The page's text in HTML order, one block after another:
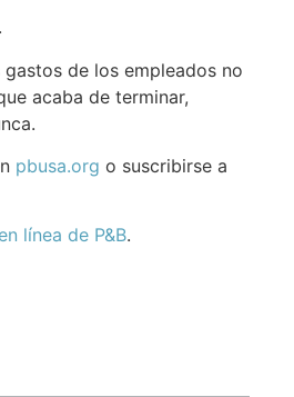
de los empleados no
acaba de terminar,
pbusa.org o suscribirse a
línea de P&B.